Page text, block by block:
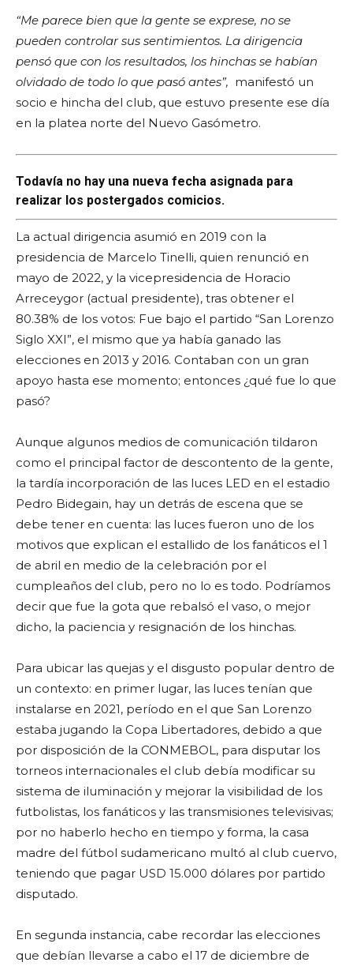
“Me parece bien que la gente se exprese, no se
pueden controlar sus sentimientos. La dirigencia
pensó que con los resultados, los hinchas se habían
olvidado de todo lo que pasó antes”, manifestó un
socio e hincha del club, que estuvo presente ese día
en la platea norte del Nuevo Gasómetro.
Todavía no hay una nueva fecha asignada para
realizar los postergados comicios.
La actual dirigencia asumió en 2019 con la
presidencia de Marcelo Tinelli, quien renunció en
mayo de 2022, y la vicepresidencia de Horacio
Arreceygor (actual presidente), tras obtener el
80.38% de los votos: Fue bajo el partido “San Lorenzo
Siglo XXI”, el mismo que ya había ganado las
elecciones en 2013 y 2016. Contaban con un gran
apoyo hasta ese momento; entonces ¿qué fue lo que
pasó?
Aunque algunos medios de comunicación tildaron
como el principal factor de descontento de la gente,
la tardía incorporación de las luces LED en el estadio
Pedro Bidegain, hay un detrás de escena que se
debe tener en cuenta: las luces fueron uno de los
motivos que explican el estallido de los fanáticos el 1
de abril en medio de la celebración por el
cumpleaños del club, pero no lo es todo. Podríamos
decir que fue la gota que rebalsó el vaso, o mejor
dicho, la paciencia y resignación de los hinchas.
Para ubicar las quejas y el disgusto popular dentro de
un contexto: en primer lugar, las luces tenían que
instalarse en 2021, período en el que San Lorenzo
estaba jugando la Copa Libertadores, debido a que
por disposición de la CONMEBOL, para disputar los
torneos internacionales el club debía modificar su
sistema de iluminación y mejorar la visibilidad de los
futbolistas, los fanáticos y las transmisiones televisivas;
por no haberlo hecho en tiempo y forma, la casa
madre del fútbol sudamericano multó al club cuervo,
teniendo que pagar USD 15.000 dólares por partido
disputado.
En segunda instancia, cabe recordar las elecciones
que debían llevarse a cabo el 17 de diciembre de